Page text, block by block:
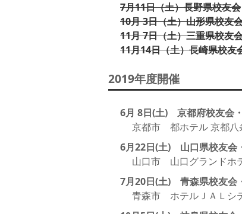
7月11日（土）長野県校友会
10月 3日（土）山形県校友
11月 7日（土）三重県校友
11月14日（土）長崎県校友
2019年度開催
6月 8日(土) 京都府校友会
京都市 都ホテル 京都八
6月22日(土) 山口県校友会
山口市 山口グランドホ
7月20日(土) 青森県校友会
青森市 ホテルＪＡＬシ